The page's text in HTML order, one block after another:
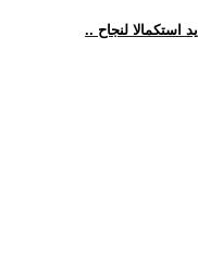
استكمالا لنجاح